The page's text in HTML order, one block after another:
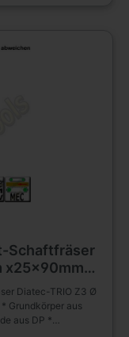
Schaftfräser
x25x90mm
Diatec-TRIO Z3 Ø
Grundkörper aus
aus DP *